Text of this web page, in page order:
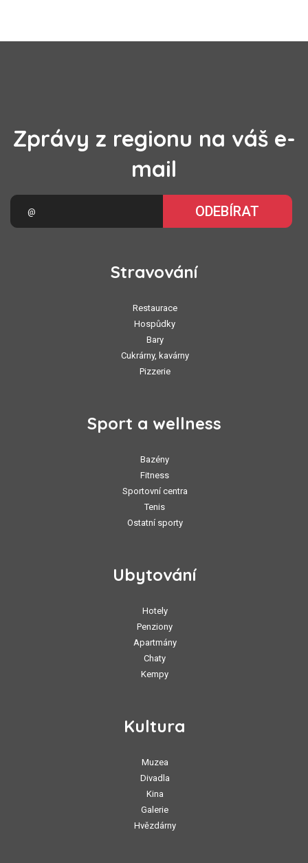
Zprávy z regionu na váš e-
mail
ODEBÍRAT
Stravování
Restaurace
Hospůdky
Bary
Cukrárny, kavárny
Pizzerie
Sport a wellness
Bazény
Fitness
Sportovní centra
Tenis
Ostatní sporty
Ubytování
Hotely
Penziony
Apartmány
Chaty
Kempy
Kultura
Muzea
Divadla
Kina
Galerie
Hvězdárny